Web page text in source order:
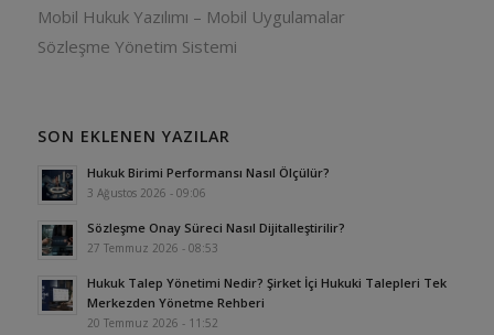
Mobil Hukuk Yazılımı – Mobil Uygulamalar
Sözleşme Yönetim Sistemi
SON EKLENEN YAZILAR
Hukuk Birimi Performansı Nasıl Ölçülür?
3 Ağustos 2026 - 09:06
Sözleşme Onay Süreci Nasıl Dijitalleştirilir?
27 Temmuz 2026 - 08:53
Hukuk Talep Yönetimi Nedir? Şirket İçi Hukuki Talepleri Tek
Merkezden Yönetme Rehberi
20 Temmuz 2026 - 11:52